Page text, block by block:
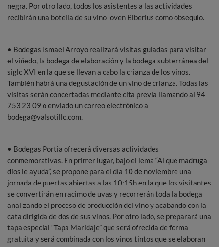
negra. Por otro lado, todos los asistentes a las actividades
recibirán una botella de su vino joven Biberius como obsequio.
• Bodegas Ismael Arroyo realizará visitas guiadas para visitar
el viñedo, la bodega de elaboración y la bodega subterránea del
siglo XVI en la que se llevan a cabo la crianza de los vinos.
También habrá una degustación de un vino de crianza. Todas las
visitas serán concertadas mediante cita previa llamando al 94
753 23 09 o enviado un correo electrónico a
bodega@valsotillo.com.
• Bodegas Portia ofrecerá diversas actividades
conmemorativas. En primer lugar, bajo el lema “Al que madruga
dios le ayuda”, se propone para el día 10 de noviembre una
jornada de puertas abiertas a las 10:15h en la que los visitantes
se convertirán en racimo de uvas y recorrerán toda la bodega
analizando el proceso de producción del vino y acabando con la
cata dirigida de dos de sus vinos. Por otro lado, se preparará una
tapa especial “Tapa Maridaje” que será ofrecida de forma
gratuita y será combinada con los vinos tintos que se elaboran